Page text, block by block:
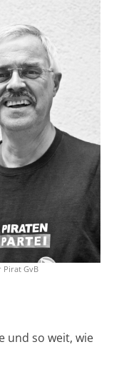
Pirat GvB
und so weit, wie